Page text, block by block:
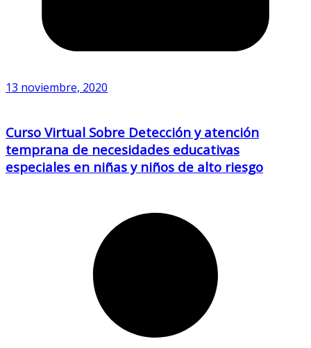
13 noviembre, 2020
Curso Virtual Sobre Detección y atención
temprana de necesidades educativas
especiales en niñas y niños de alto riesgo